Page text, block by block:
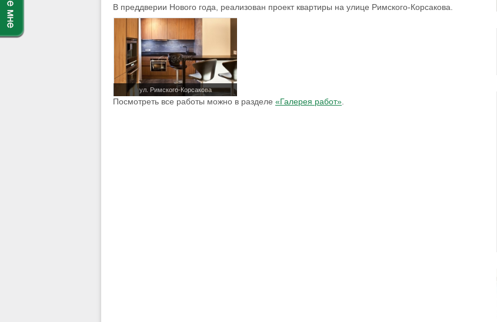
В преддверии Нового года, реализован проект квартиры на улице Римского-Корсакова.
ул. Римского-Корсакова
Посмотреть все работы можно в разделе «Галерея работ»